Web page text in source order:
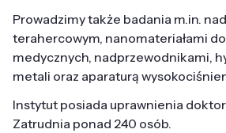
Prowadzimy także badania m.in.
terahercowym, nanomateriałami
medycznych, nadprzewodnikami,
metali oraz aparaturą
Instytut posiada uprawnienia
Zatrudnia ponad 240 osób.